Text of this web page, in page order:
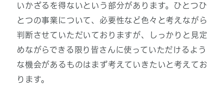
いかざるを得ないという部分があります。ひとつひ
とつの事業について、必要性など色々と考えながら
判断させていただいておりますが、しっかりと見定
めながらできる限り皆さんに使っていただけるよう
な機会があるものはまず考えていきたいと考えてお
ります。